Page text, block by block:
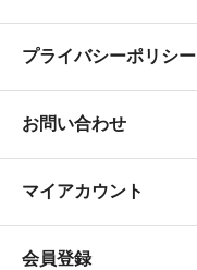
プライバシーポリシー
お問い合わせ
マイアカウント
会員登録